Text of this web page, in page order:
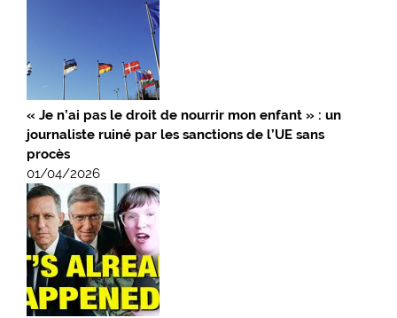
« Je n’ai pas le droit de nourrir mon enfant » : un
journaliste ruiné par les sanctions de l’UE sans
procès
01/04/2026